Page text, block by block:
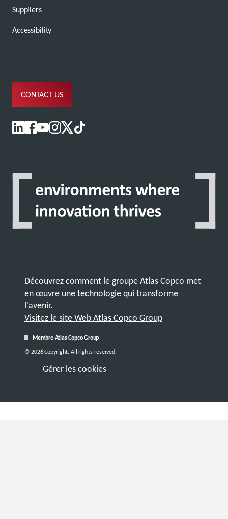
Suppliers
Accessibility
CONTACT US
Découvrez comment le groupe Atlas Copco met
en œuvre une technologie qui transforme
l'avenir.
Visitez le site Web Atlas Copco Group
Membre Atlas Copco Group
Gérer les cookies
© 2026 Copyright. All rights reserved.